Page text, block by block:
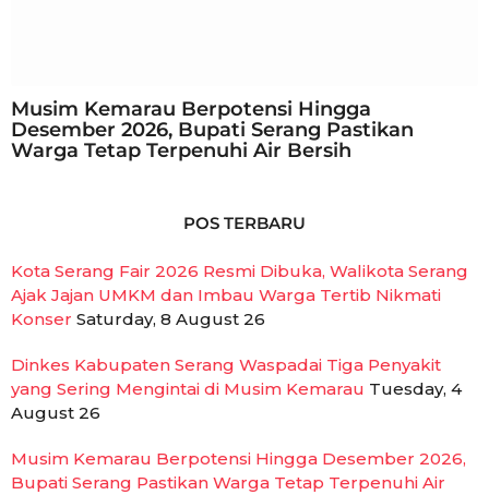
Musim Kemarau Berpotensi Hingga
Desember 2026, Bupati Serang Pastikan
Warga Tetap Terpenuhi Air Bersih
POS TERBARU
Kota Serang Fair 2026 Resmi Dibuka, Walikota Serang
Ajak Jajan UMKM dan Imbau Warga Tertib Nikmati
Konser Saturday, 8 August 26
Dinkes Kabupaten Serang Waspadai Tiga Penyakit
yang Sering Mengintai di Musim Kemarau Tuesday, 4
August 26
Musim Kemarau Berpotensi Hingga Desember 2026,
Bupati Serang Pastikan Warga Tetap Terpenuhi Air